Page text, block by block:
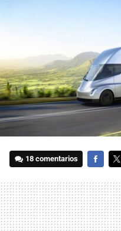
18 comentarios